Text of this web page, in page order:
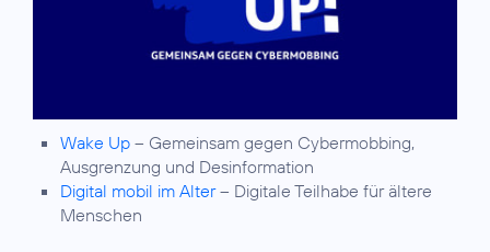
Wake Up – Gemeinsam gegen Cybermobbing,
Ausgrenzung und Desinformation
Digital mobil im Alter– Digitale Teilhabe für ältere
Menschen